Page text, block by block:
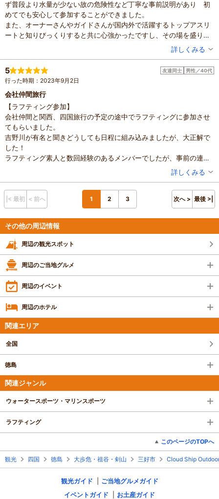
体験した高評価プラン
<吉野川>【午前or午後の激流半日コース】日本一の激流の
世界へご案内！ラフティング
大人 5,000円～
ず普段より水量が少ない故の危険性など丁寧な事前説明があり 初
めてでも安心して参加することができました。
また、オーナーさんやガイドさんが国内外で活躍するトップアスリ
ートと知りびっくりすると共に心強かったですし、その場を盛り上
小歩危でラフティングができたこと自体も貴重な体験でしたが、何
よりスタッフの皆さまが素晴らしい方ばかりでチームワークの良さ
も見てとれました。
ここでの思い出は一生の宝物です。本当にありがとうございまし
た。また川遊びがしたくなったらCloud Ship Outdoorさんで決まり
です。
スタッフ、ありがとうございました。
滞在時間：3時間以上
人数：2人
家族の内訳：お子様
子供の年齢：13歳以上
投稿日：2023年10月25日
体験した高評価プラン
<吉野川>【午前or午後の激流半日コース】日本一の激流の
大人 5,000円～
詳しくみる
5 友達同士 男性／40代
行った時期：2023年9月2日
会社仲間旅行
【ラフティング参加】
会社仲間と関西、四国旅行の予定の途中でラフティングに参加させ
てもらいました。
吉野川が有名と聞きどうしても日程に組み込みましたが、大正解で
した！
ラフティング素人と数回経験のあるメンバーでしたが、事前の連絡
(場所や安全な経路、必要な物)をしっかりメールにて連絡してくれ
当日も装備品の説明、安全説明、パドル操作方法など参加者の安全
第一に説明してくれてとても、安心できました。
【ラフティングプレイ】
早速着いて行きなりボートに乗りつつドキドキしてましたが、乗っ
た後もしっかり、サポートしてくれて安全で楽しい波を超えたり満
喫できます！
波を越えるのもどこがいいとか相談して、最適な所を説明してくれ
たり、泳いでの大変さや、流される楽しみ、ボート内でのコミュニ
ケーション、飛び込みなど半日で、身体が筋肉痛になるほどエンジ
ョイできました。
滞在時間：3時間以上
人数：3人～5人
設備の有無：駐車場、トイレ、手荷物預かり所
詳しくみる
|< 最初 < 前へ 1 2 3 次へ > 最後 >|
その他の周辺情報
周辺の観光スポット
周辺のご当地グルメ
周辺のイベント
周辺のホテル
関連エリア
全国
徳島
関連ジャンル
ウォータースポーツ・マリンスポーツ
ラフティング
このページのTOPへ
観光 四国 徳島 大歩危・祖谷・剣山 三好市 Cloud Ship
観光ガイド
ご当地グルメガイド
イベントガイド
お土産ガイド